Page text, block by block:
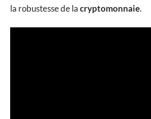
la robustesse de lacryptomonnaie.